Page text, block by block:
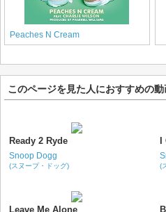
Peaches N Cream
このページを見た人におすすめの動
Ready 2 Ryde
Snoop Dogg
(スヌープ・ドッグ) (
Leave Me Alone